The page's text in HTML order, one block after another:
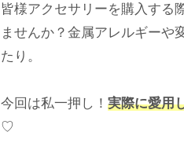
皆様アクセサリーを購入する
ませんか？金属アレルギーや
たり。
今回は私一押し！ 実際に愛用
♡